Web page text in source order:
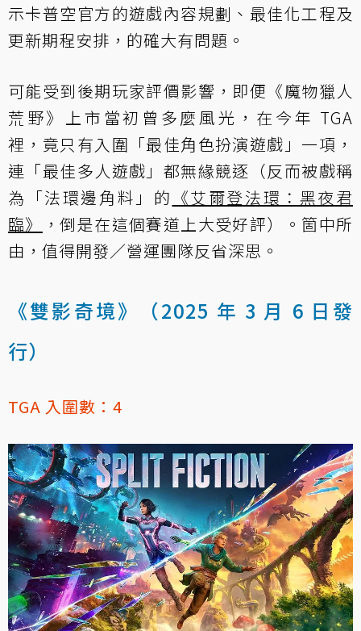
示卡普空官方的遊戲內容規劃、最佳化工程及
更新期程安排，的確大有問題。
可能受到後期玩家評價影響，即便《魔物獵人
荒野》上市當初曾多麼風光，在今年 TGA
裡，竟只有入圍「最佳角色扮演遊戲」一項，
連「最佳多人遊戲」都無緣競逐（反而被戲稱
為「法環邊角料」的 《艾爾登法環：黑夜君
臨》
，倒是在這個賽道上大受好評）。箇中所
由，值得開發／營運團隊反省深思。
《雙影奇境》（2025 年 3 月 6 日發
行）
TGA 入圍數：4